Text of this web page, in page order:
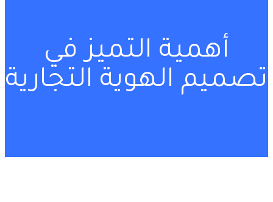
أهمية التميز في
تصميم الهوية التجارية